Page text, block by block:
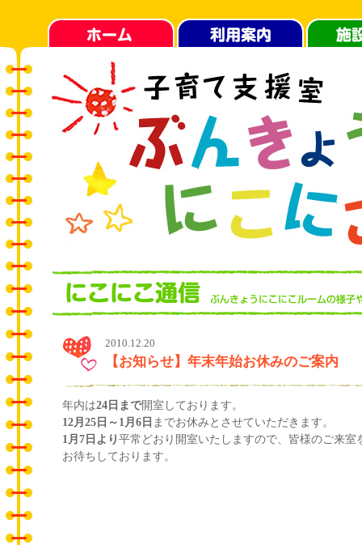
2010.12.20
【お知らせ】年末年始お休みのご案内
年内は24日まで開室しております。
12月25日～1月6日 までお休みとさせていただきます。
1月7日より平常どおり開室いたしますので、皆様のご来室
お待ちしております。